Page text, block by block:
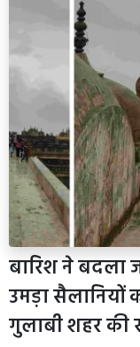
बारिश ने बदला
उमड़ा सैलानियों
गुलाबी शहर की